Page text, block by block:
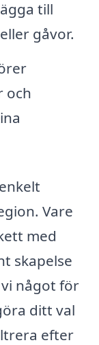
till
gåvor.
och
Vare
med
skapelse
något för
ditt val
efter